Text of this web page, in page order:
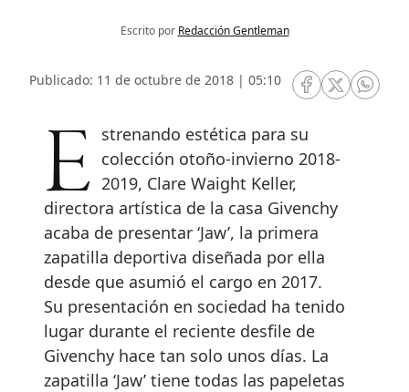
Escrito por Redacción Gentleman
Publicado: 11 de octubre de 2018 | 05:10
RRSS Facebook
RRSSRRSS
Estrenando estética para su colección otoño-invierno 2018-
2019, Clare Waight Keller,
directora artística de la casa Givenchy
acaba de presentar ‘Jaw’, la primera
zapatilla deportiva diseñada por ella
desde que asumió el cargo en 2017.
Su presentación en sociedad ha tenido
lugar durante el reciente desfile de
Givenchy hace tan solo unos días. La
zapatilla ‘Jaw’ tiene todas las papeletas